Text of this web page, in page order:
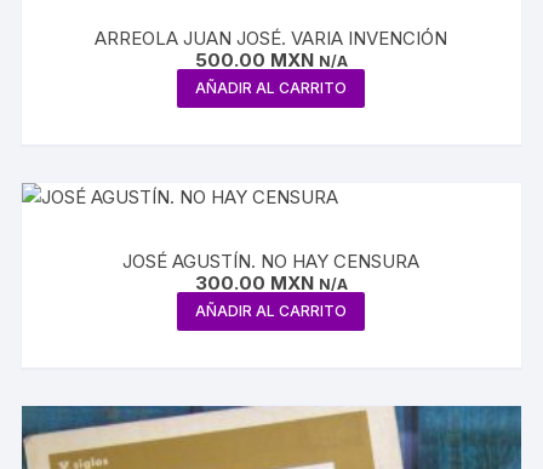
ARREOLA JUAN JOSÉ. VARIA INVENCIÓN
500.00 MXN N/A
AÑADIR AL CARRITO
JOSÉ AGUSTÍN. NO HAY CENSURA
300.00 MXN N/A
AÑADIR AL CARRITO